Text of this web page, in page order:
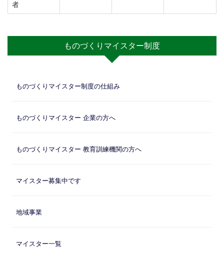
者
ものづくりマイスター制度
ものづくりマイスター制度の仕組み
ものづくりマイスター 企業の方へ
ものづくりマイスター 教育訓練機関の方へ
マイスター募集中です
地域事業
マイスター一覧